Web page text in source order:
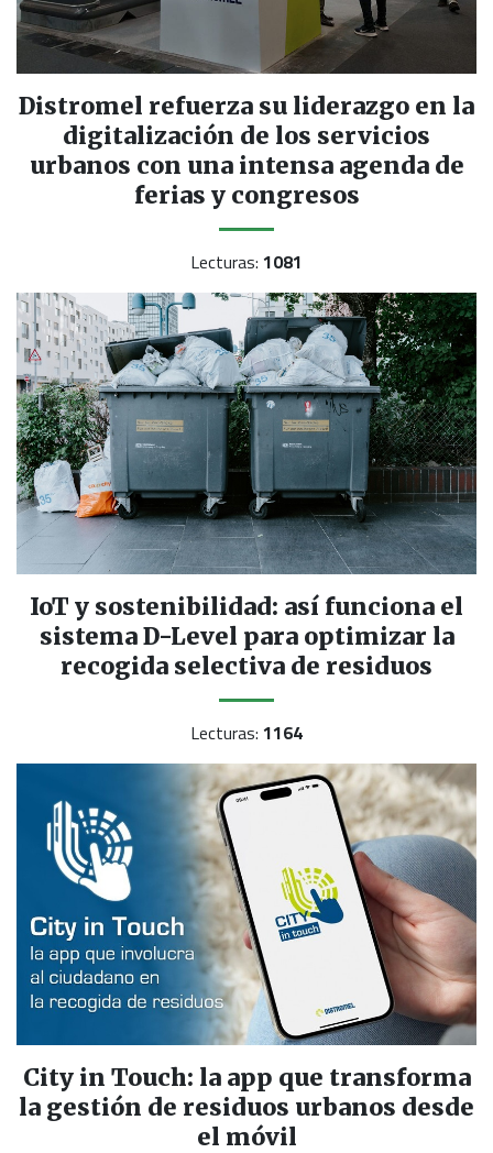
Distromel refuerza su liderazgo en la
digitalización de los servicios
urbanos con una intensa agenda de
ferias y congresos
Lecturas: 1081
IoT y sostenibilidad: así funciona el
sistema D-Level para optimizar la
recogida selectiva de residuos
Lecturas: 1164
City in Touch: la app que transforma
la gestión de residuos urbanos desde
el móvil